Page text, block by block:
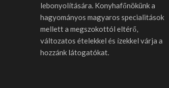
lebonyolítására. Konyhafőnökünk a
hagyományos magyaros specialitások
mellett a megszokottól eltérő,
változatos ételekkel és ízekkel várja a
hozzánk látogatókat.